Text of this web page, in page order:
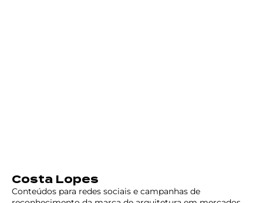
Costa Lopes
Conteúdos para redes sociais e campanhas de